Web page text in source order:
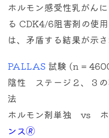
ホルモン感受性乳がん
る CDK4/6阻害剤の使
は、矛盾する結果が示さ
PALLAS 試験 (n =
陰性 ステージ２、３
法
ホルモン剤単独 vs ホ
ンス🄬